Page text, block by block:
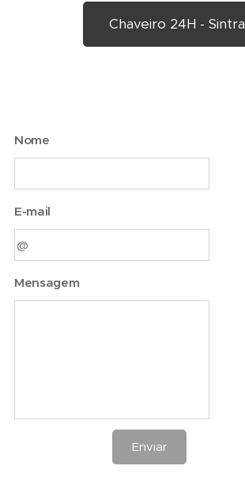
Chaveiro 24H - Sintra
Nome
E-mail
Mensagem
Enviar